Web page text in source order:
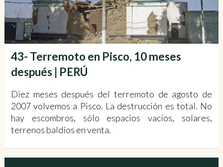
43- Terremoto en Pisco, 10 meses
después | PERÚ
Diez meses después del terremoto de agosto de
2007 volvemos a Pisco. La destrucción es total. No
hay escombros, sólo espacios vacíos, solares,
terrenos baldíos en venta.